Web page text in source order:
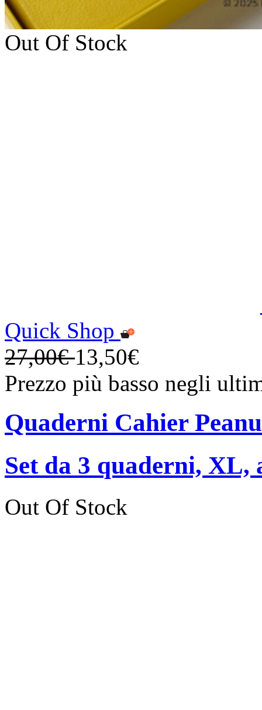
Out Of Stock
Quick Shop
27,00€13,50€
Prezzo più basso negli
Quaderni Cahier
Set da 3 quaderni, XL,
Out Of Stock